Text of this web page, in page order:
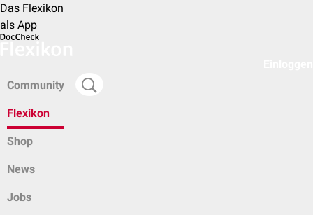
Das Flexikon
als App
Community
Flexikon
Shop
News
Jobs